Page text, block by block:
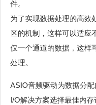
件。
为了实现数据处理的高效
区的机制，这样可以适应
仅一个通道的数据，这样
处理。
ASIO音频驱动为数据分
I/O解决方案选择最佳内